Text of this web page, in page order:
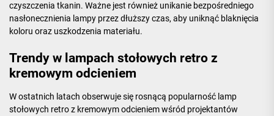
czyszczenia tkanin. Ważne jest również unikanie bezpośredniego
nasłonecznienia lampy przez dłuższy czas, aby uniknąć blaknięcia
koloru oraz uszkodzenia materiału.
Trendy w lampach stołowych retro z
kremowym odcieniem
W ostatnich latach obserwuje się rosnącą popularność lamp
stołowych retro z kremowym odcieniem wśród projektantów